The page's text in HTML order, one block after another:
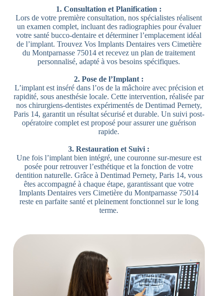
1. Consultation et Planification :
Lors de votre première consultation, nos spécialistes réalisent
un examen complet, incluant des radiographies pour évaluer
votre santé bucco-dentaire et déterminer l’emplacement idéal
de l’implant. Trouvez Vos Implants Dentaires vers Cimetière
du Montparnasse 75014 et recevez un plan de traitement
personnalisé, adapté à vos besoins spécifiques.
2. Pose de l’Implant :
L’implant est inséré dans l’os de la mâchoire avec précision et
rapidité, sous anesthésie locale. Cette intervention, réalisée par
nos chirurgiens-dentistes expérimentés de Dentimad Pernety,
Paris 14, garantit un résultat sécurisé et durable. Un suivi post-
opératoire complet est proposé pour assurer une guérison
rapide.
3. Restauration et Suivi :
Une fois l’implant bien intégré, une couronne sur-mesure est
posée pour retrouver l’esthétique et la fonction de votre
dentition naturelle. Grâce à Dentimad Pernety, Paris 14, vous
êtes accompagné à chaque étape, garantissant que votre
Implants Dentaires vers Cimetière du Montparnasse 75014
reste en parfaite santé et pleinement fonctionnel sur le long
terme.